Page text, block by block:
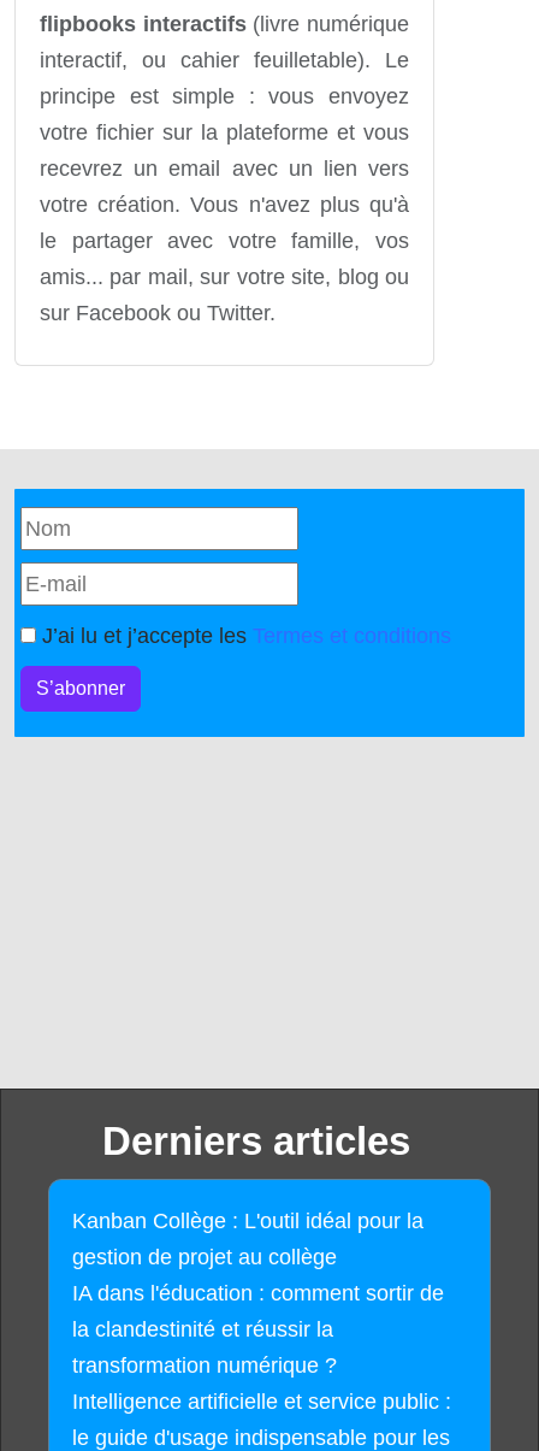
flipbooks interactifs(livre numérique
interactif, ou cahier feuilletable). Le
principe est simple : vous envoyez
votre fichier sur la plateforme et vous
recevrez un email avec un lien vers
votre création. Vous n'avez plus qu'à
le partager avec votre famille, vos
amis... par mail, sur votre site, blog ou
sur Facebook ou Twitter.
J’ai lu et j’accepte les Termes et conditions
S’abonner
Derniers articles
Kanban Collège : L'outil idéal pour la
gestion de projet au collège
IA dans l'éducation : comment sortir de
la clandestinité et réussir la
transformation numérique ?
Intelligence artificielle et service public :
le guide d'usage indispensable pour les